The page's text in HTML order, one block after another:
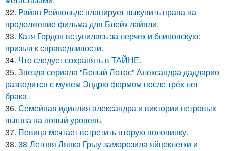
32. Райан Рейнольдс планирует выкупить права на
продолжение фильма для Блейк лайвли.
33. Катя Гордон вступилась за лерчек и блиновскую:
призыв к справедливости.
34. Что следует сохранять в ТАЙНЕ.
35. Звезда сериала "Белый Лотос" Александра даддарио
разводится с мужем Эндрю формом после трёх лет
брака.
36. Семейная идиллия александра и виктории петровых
вышла на новый уровень.
37. Певица мечтает встретить вторую половинку.
38. 38-Летняя Лянка Грыу заморозила яйцеклетки и